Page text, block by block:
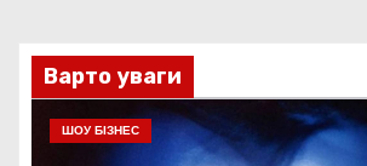
Варто уваги
ШОУ БІЗНЕС